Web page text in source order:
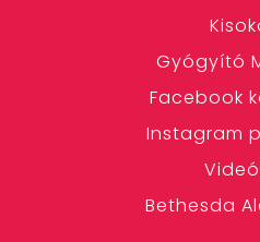
Gyógyító
Facebook
Instagram
Bethesda